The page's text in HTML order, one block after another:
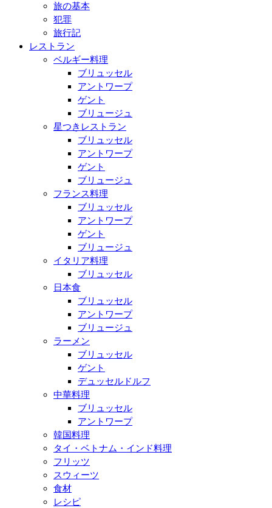
旅の基本
犯罪
旅行記
レストラン
ベルギー料理
ブリュッセル
アントワープ
ゲント
ブリュージュ
星つきレストラン
ブリュッセル
アントワープ
ゲント
ブリュージュ
フランス料理
ブリュッセル
アントワープ
ゲント
ブリュージュ
イタリア料理
ブリュッセル
日本食
ブリュッセル
アントワープ
ブリュージュ
ラーメン
ブリュッセル
ゲント
デュッセルドルフ
中華料理
ブリュッセル
アントワープ
韓国料理
タイ・ベトナム・インド料理
フリッツ
スウィーツ
食材
レシピ